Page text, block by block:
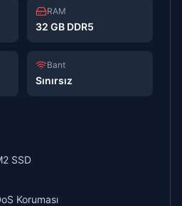
RAM
32 GB DDR5
Bant
Sınırsız
SSD
Koruması